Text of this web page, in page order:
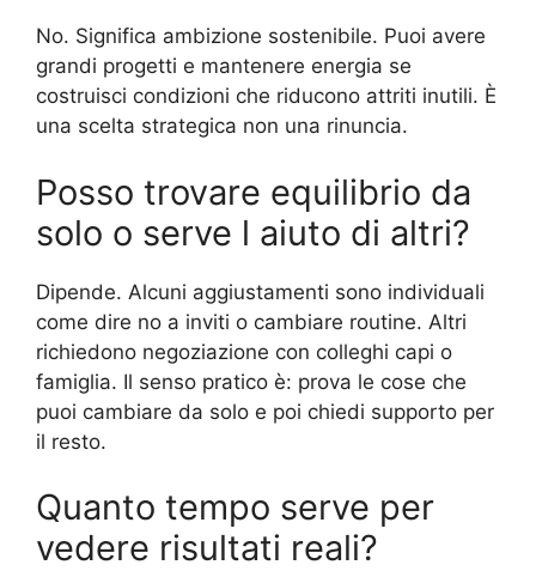
No. Significa ambizione sostenibile. Puoi avere
grandi progetti e mantenere energia se
costruisci condizioni che riducono attriti inutili. È
una scelta strategica non una rinuncia.
Posso trovare equilibrio da
solo o serve l aiuto di altri?
Dipende. Alcuni aggiustamenti sono individuali
come dire no a inviti o cambiare routine. Altri
richiedono negoziazione con colleghi capi o
famiglia. Il senso pratico è: prova le cose che
puoi cambiare da solo e poi chiedi supporto per
il resto.
Quanto tempo serve per
vedere risultati reali?